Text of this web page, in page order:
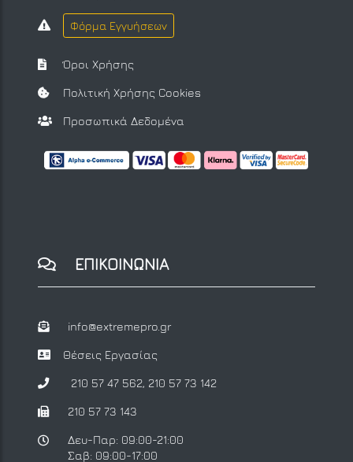
Φόρμα Εγγυήσεων
Όροι Χρήσης
Πολιτική Χρήσης Cookies
Προσωπικά Δεδομένα
ΕΠΙΚΟΙΝΩΝΙΑ
info@extremepro.gr
Θέσεις Εργασίας
210 57 47 562, 210 57 73 142
210 57 73 143
Δευ-Παρ: 09:00-21:00
Σαβ: 09:00-17:00